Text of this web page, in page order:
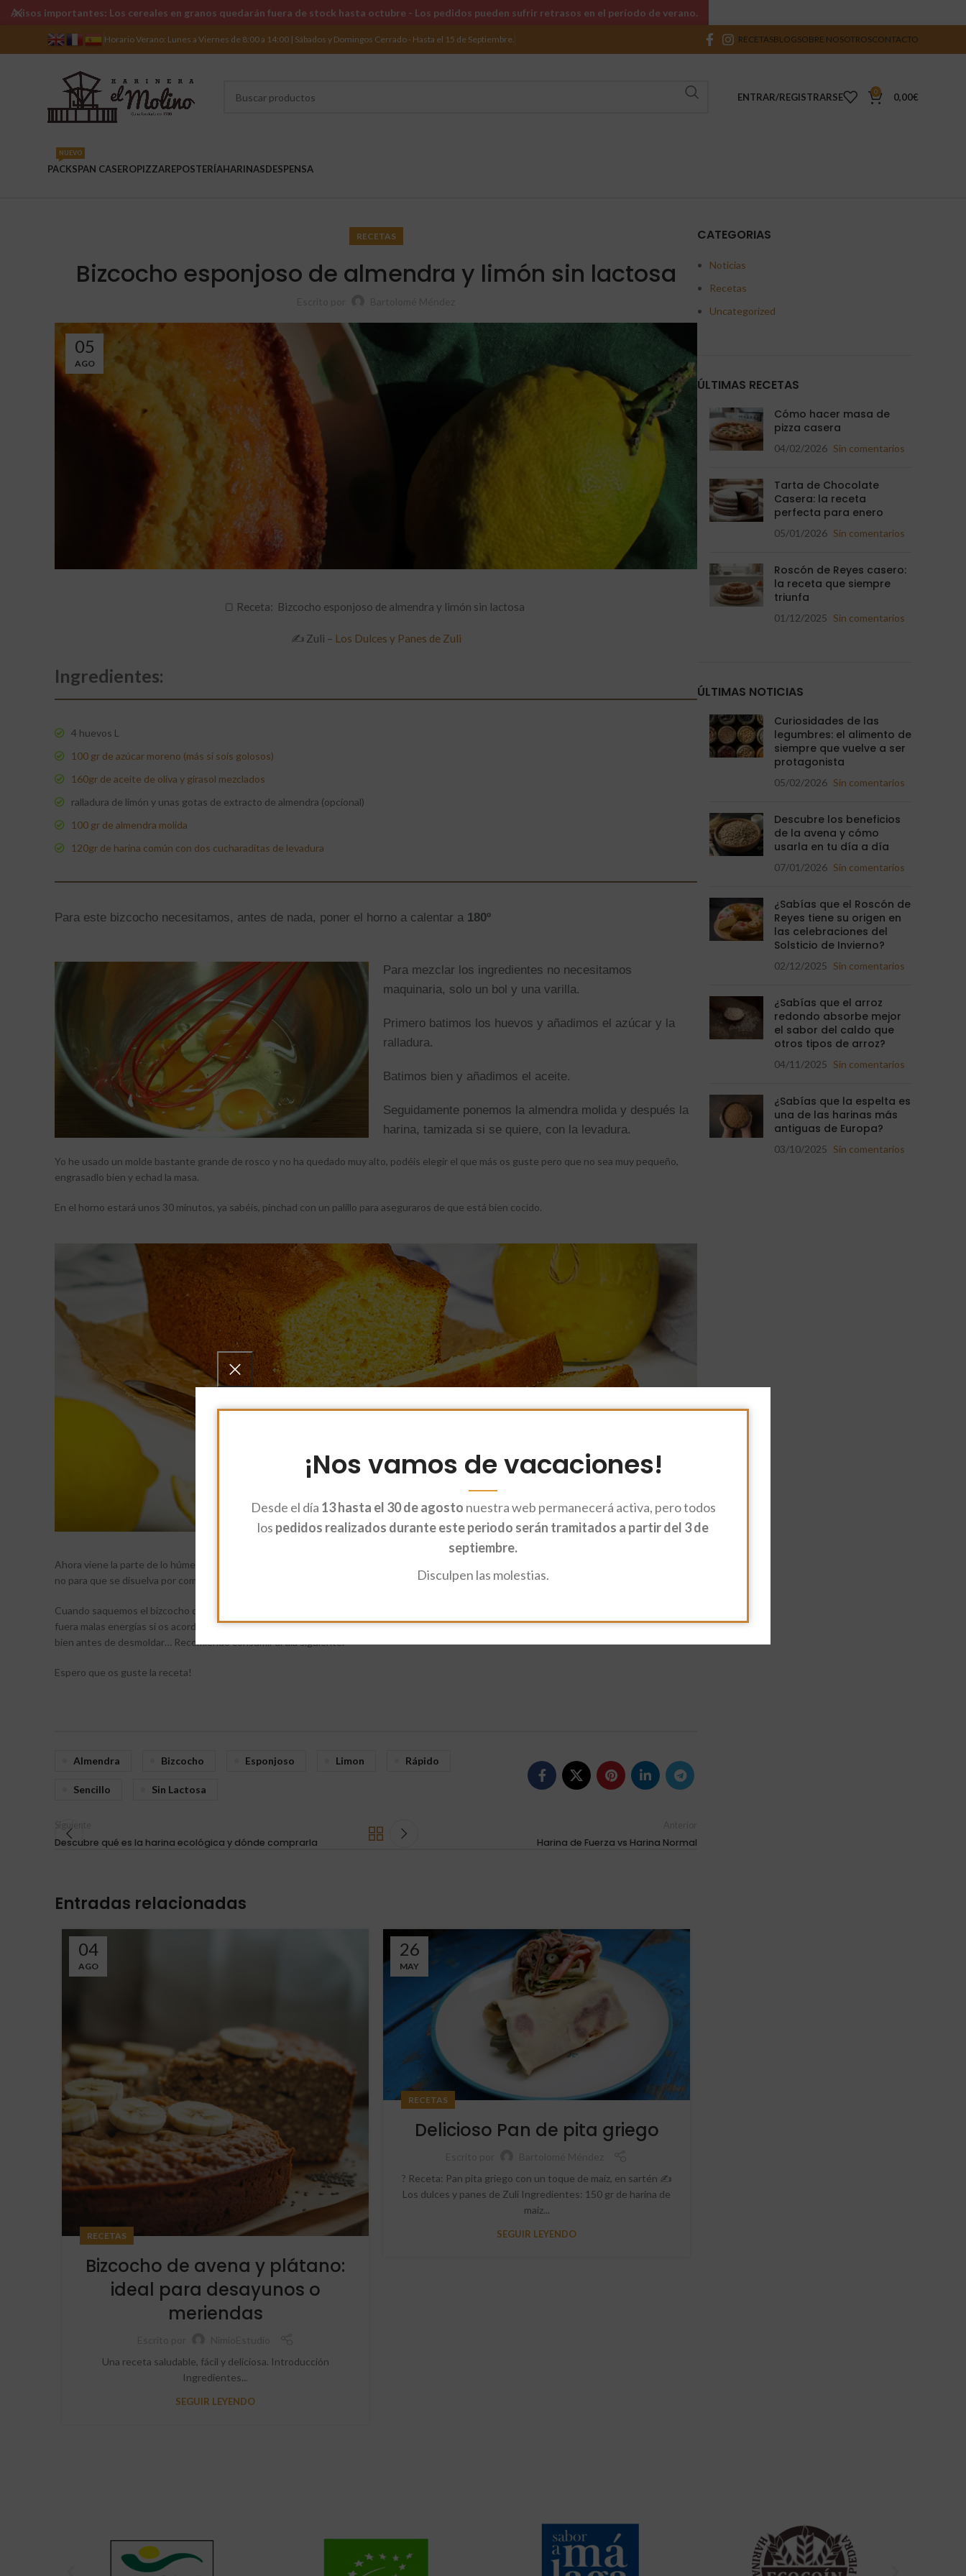
¡Nos vamos de vacaciones!
Desde el día 13 hasta el 30 de agosto nuestra web permanecerá activa, pero todos
los pedidos realizados durante este periodo serán tramitados a partir del 3 de
septiembre.
Disculpen las molestias.
Horario Verano: Lunes a Viernes de 8:00 a 14:00 | Sábados y Domingos Cerrado - Hasta el 15 de Septiembre. RECETASBLOGSOBRE NOSOTROSCONTACTO
ENTRAR/REGISTRARSE 0 0,00€
PACKS
NUEVO
PAN CASEROPIZZAREPOSTERÍAHARINASDESPENSA
RECETAS
Bizcocho esponjoso de almendra y limón sin lactosa
05
AGO
🍞 Receta: Bizcocho esponjoso de almendra y limón sin lactosa
✍ Zuli – Los Dulces y Panes de Zuli
Ingredientes:
4 huevos L
100 gr de azúcar moreno (más si sois golosos)
160gr de aceite de oliva y girasol mezclados
ralladura de limón y unas gotas de extracto de almendra (opcional)
100 gr de almendra molida
120gr de harina común con dos cucharaditas de levadura
Para este bizcocho necesitamos, antes de nada, poner el horno a calentar a 180º
Para mezclar los ingredientes no necesitamos
maquinaria, solo un bol y una varilla.
Primero batimos los huevos y añadimos el azúcar y la
ralladura.
Batimos bien y añadimos el aceite.
Seguidamente ponemos la almendra molida y después la
harina, tamizada si se quiere, con la levadura.
Yo he usado un molde bastante grande de rosco y no ha quedado muy alto, podéis elegir el que más os guste pero que no sea muy pequeño,
engrasadlo bien y echad la masa.
En el horno estará unos 30 minutos, ya sabéis, pinchad con un palillo para aseguraros de que está bien cocido.
Ahora viene la parte de lo húmedo… Exprimimos dos limones o 100 ml y le ponemos dos cucharadas colmadas de azúcar moreno, movemos pero
no para que se disuelva por completo.
Cuando saquemos el bizcocho del horno, todavía bien caliente y dentro del molde, lo pinchamos con un palillo repetidas veces (sirve para echar
fuera malas energías si os acordáis de algo o alguien ) y echamos el zumo de limón por encima… dejamos un buen rato en el molde que se empape
bien antes de desmoldar… Recomiendo consumir al día siguiente.
Espero que os guste la receta!
Almendra Bizcocho Esponjoso Limon Rápido
Sencillo Sin Lactosa
Siguiente
Descubre qué es la harina ecológica y dónde comprarla Harina de Fuerza vs Harina Normal
Entradas relacionadas
04
AGO
RECETAS
Bizcocho de avena y plátano:
ideal para desayunos o
meriendas
Una receta saludable, fácil y deliciosa. Introducción
Ingredientes...
SEGUIR LEYENDO
26
MAY
RECETAS
Delicioso Pan de pita griego
? Receta: Pan pita griego con un toque de maíz, en sartén ✍
Los dulces y panes de Zuli Ingredientes: 150 gr de harina de
maiz...
SEGUIR LEYENDO
CATEGORIAS
Noticias
Recetas
Uncategorized
ÚLTIMAS RECETAS
Cómo hacer masa de
pizza casera
04/02/2026 Sin comentarios
Tarta de Chocolate
Casera: la receta
perfecta para enero
05/01/2026 Sin comentarios
Roscón de Reyes casero:
la receta que siempre
triunfa
01/12/2025 Sin comentarios
ÚLTIMAS NOTICIAS
Curiosidades de las
legumbres: el alimento de
siempre que vuelve a ser
protagonista
05/02/2026 Sin comentarios
Descubre los beneficios
de la avena y cómo
usarla en tu día a día
07/01/2026 Sin comentarios
¿Sabías que el Roscón de
Reyes tiene su origen en
las celebraciones del
Solsticio de Invierno?
02/12/2025 Sin comentarios
¿Sabías que el arroz
redondo absorbe mejor
el sabor del caldo que
otros tipos de arroz?
04/11/2025 Sin comentarios
¿Sabías que la espelta es
una de las harinas más
antiguas de Europa?
03/10/2025 Sin comentarios
Avisos importantes: Los cereales en granos quedarán fuera de stock hasta octubre - Los pedidos pueden sufrir retrasos en el período de verano.